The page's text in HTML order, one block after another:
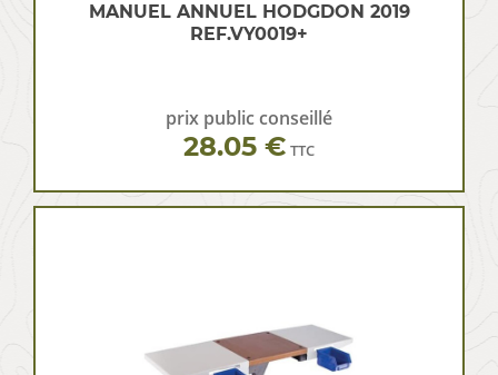
MANUEL ANNUEL HODGDON 2019
REF.VY0019+
prix public conseillé
28.05 € TTC